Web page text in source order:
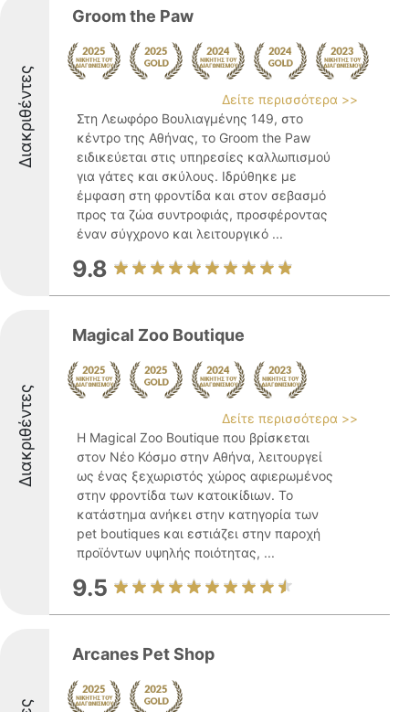
Διακριθέντες
Groom the Paw
Δείτε περισσότερα >>
Στη Λεωφόρο Βουλιαγμένης 149, στο
κέντρο της Αθήνας, το Groom the Paw
ειδικεύεται στις υπηρεσίες καλλωπισμού
για γάτες και σκύλους. Ιδρύθηκε με
έμφαση στη φροντίδα και στον σεβασμό
προς τα ζώα συντροφιάς, προσφέροντας
έναν σύγχρονο και λειτουργικό ...
9.8
Διακριθέντες
Magical Zoo Boutique
Δείτε περισσότερα >>
Η Magical Zoo Boutique που βρίσκεται
στον Νέο Κόσμο στην Αθήνα, λειτουργεί
ως ένας ξεχωριστός χώρος αφιερωμένος
στην φροντίδα των κατοικίδιων. Το
κατάστημα ανήκει στην κατηγορία των
pet boutiques και εστιάζει στην παροχή
προϊόντων υψηλής ποιότητας, ...
9.5
Arcanes Pet Shop